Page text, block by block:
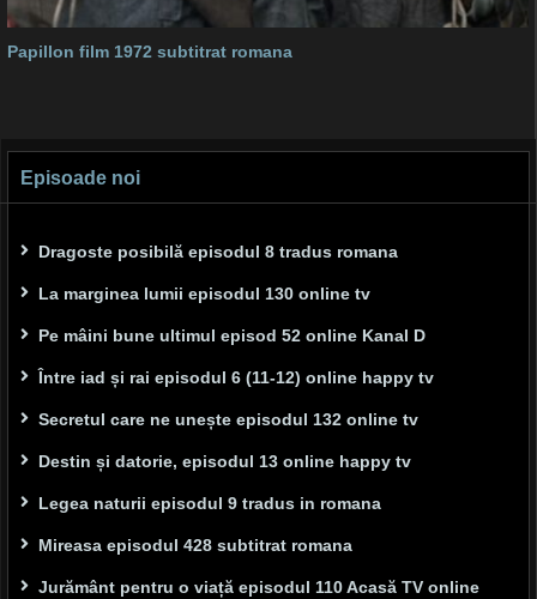
Papillon film 1972 subtitrat romana
Episoade noi
Dragoste posibilă episodul 8 tradus romana
La marginea lumii episodul 130 online tv
Pe mâini bune ultimul episod 52 online Kanal D
Între iad și rai episodul 6 (11-12) online happy tv
Secretul care ne unește episodul 132 online tv
Destin și datorie, episodul 13 online happy tv
Legea naturii episodul 9 tradus in romana
Mireasa episodul 428 subtitrat romana
Jurământ pentru o viață episodul 110 Acasă TV online